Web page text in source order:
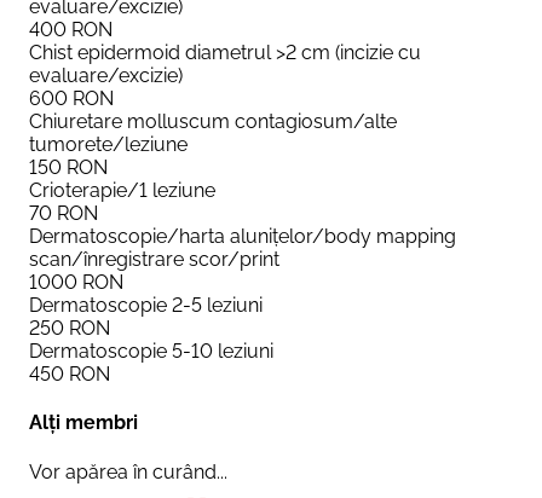
evaluare/excizie)
400 RON
Chist epidermoid diametrul >2 cm (incizie cu
evaluare/excizie)
600 RON
Chiuretare molluscum contagiosum/alte
tumorete/leziune
150 RON
Crioterapie/1 leziune
70 RON
Dermatoscopie/harta alunițelor/body mapping
scan/înregistrare scor/print
1000 RON
Dermatoscopie 2-5 leziuni
250 RON
Dermatoscopie 5-10 leziuni
450 RON
Alți membri
Vor apărea în curând...